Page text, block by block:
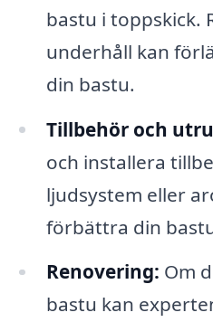
bastu i toppskick.
underhåll kan
din bastu.
Tillbehör och
och installera
ljudsystem eller
förbättra din
Renovering: Om
bastu kan